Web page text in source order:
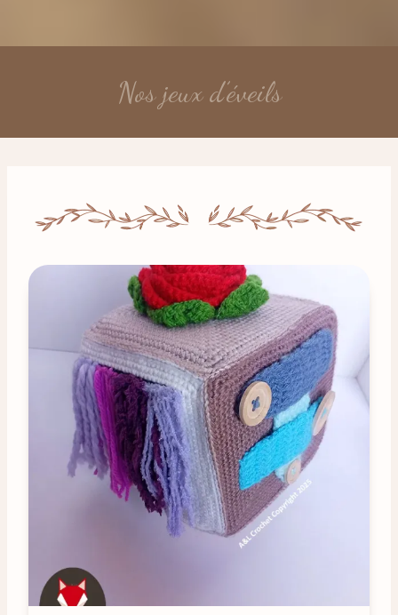
Nos jeux d’éveils